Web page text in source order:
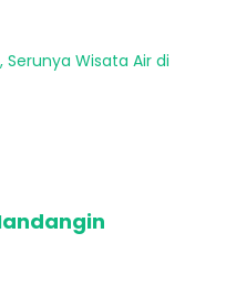
Wisata Air di